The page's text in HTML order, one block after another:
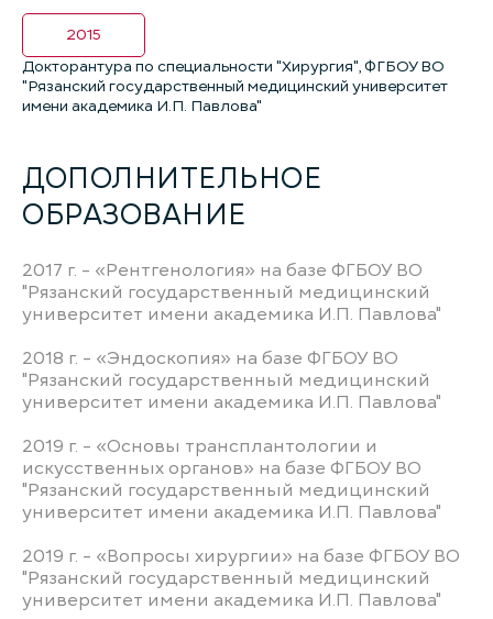
2015
Докторантура по специальности "Хирургия", ФГБОУ ВО
"Рязанский государственный медицинский университет
имени академика И.П. Павлова"
ДОПОЛНИТЕЛЬНОЕ
ОБРАЗОВАНИЕ
2017 г. - «Рентгенология» на базе ФГБОУ ВО
"Рязанский государственный медицинский
университет имени академика И.П. Павлова"
2018 г. - «Эндоскопия» на базе ФГБОУ ВО
"Рязанский государственный медицинский
университет имени академика И.П. Павлова"
2019 г. - «Основы трансплантологии и
искусственных органов» на базе ФГБОУ ВО
"Рязанский государственный медицинский
университет имени академика И.П. Павлова"
2019 г. - «Вопросы хирургии» на базе ФГБОУ ВО
"Рязанский государственный медицинский
университет имени академика И.П. Павлова"